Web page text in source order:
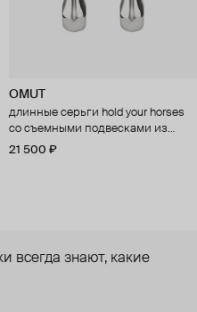
OMUT
длинные серьги hold your horses
со съемными подвесками из
бронзы с родиевым покрытием
21 500 ₽
всегда знают, какие